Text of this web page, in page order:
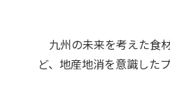
九州の未来を考えた食
ど、地産地消を意識した